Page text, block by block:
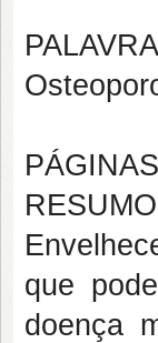
que
doença